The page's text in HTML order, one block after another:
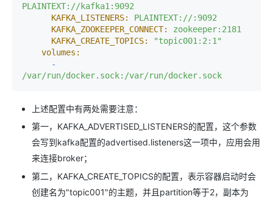
PLAINTEXT://kafka1:9092
KAFKA_LISTENERS:
PLAINTEXT://:9092
KAFKA_ZOOKEEPER_CONNECT:
zookeeper:2181
KAFKA_CREATE_TOPICS:
"topic001:2:1"
volumes:
-
/var/run/docker.sock:/var/run/docker.sock
上述配置中有两处需要注意：
第一，KAFKA_ADVERTISED_LISTENERS的配置，这个参数
会写到kafka配置的advertised.listeners这一项中，应用会用
来连接broker；
第二，KAFKA_CREATE_TOPICS的配置，表示容器启动时会
创建名为"topic001"的主题，并且partition等于2，副本为